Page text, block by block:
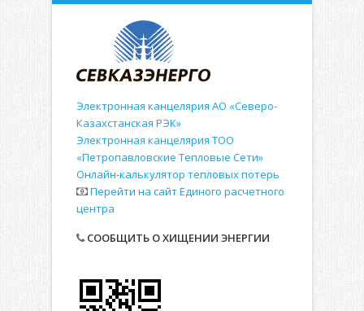
Электронная канцелярия АО «Северо-
Казахстанская РЭК»
Электронная канцелярия ТОО
«Петропавловские Тепловые Сети»
Онлайн-калькулятор тепловых потерь
Перейти на сайт Единого расчетного
центра
СООБЩИТЬ О ХИЩЕНИИ ЭНЕРГИИ